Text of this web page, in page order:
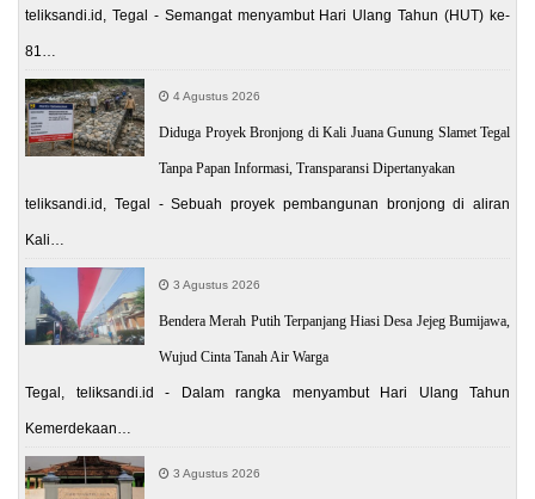
teliksandi.id, Tegal - Semangat menyambut Hari Ulang Tahun (HUT) ke-
81…
4 Agustus 2026
Diduga Proyek Bronjong di Kali Juana Gunung Slamet Tegal
Tanpa Papan Informasi, Transparansi Dipertanyakan
teliksandi.id, Tegal - Sebuah proyek pembangunan bronjong di aliran
Kali…
3 Agustus 2026
Bendera Merah Putih Terpanjang Hiasi Desa Jejeg Bumijawa,
Wujud Cinta Tanah Air Warga
Tegal, teliksandi.id - Dalam rangka menyambut Hari Ulang Tahun
Kemerdekaan…
3 Agustus 2026